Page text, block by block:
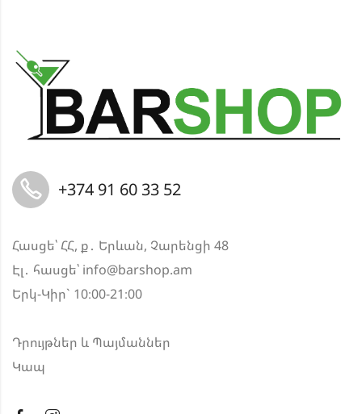
+374 91 60 33 52
Հասցե՝ ՀՀ, ք․ Երևան, Չարենցի 48
Էլ․ հասցե՝ info@barshop.am
Երկ-Կիր` 10։00-21։00
Դրույթներ և Պայմաններ
Կապ